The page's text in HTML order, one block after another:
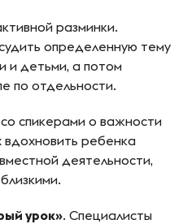
разминки.
определенную тему
и детьми, а потом
по отдельности.
спикерами о важности
вдохновить ребенка
деятельности,
урок». Специалисты